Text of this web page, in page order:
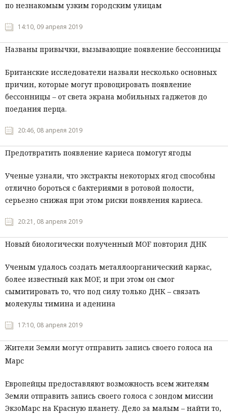
по незнакомым узким городским улицам
14:10, 09 апреля 2019
Названы привычки, вызывающие появление бессонницы
Британские исследователи назвали несколько основных
причин, которые могут провоцировать появление
бессонницы – от света экрана мобильных гаджетов до
поедания перца.
20:46, 08 апреля 2019
Предотвратить появление кариеса помогут ягоды
Ученые узнали, что экстракты некоторых ягод способны
отлично бороться с бактериями в ротовой полости,
серьезно снижая при этом риски появления кариеса.
20:21, 08 апреля 2019
Новый биологически полученный MOF повторил ДНК
Ученым удалось создать металлоорганический каркас,
более известный как MOF, и при этом он смог
сымитировать то, что под силу только ДНК – связать
молекулы тимина и аденина
17:10, 08 апреля 2019
Жители Земли могут отправить запись своего голоса на
Марс
Европейцы предоставляют возможность всем жителям
Земли отправить запись своего голоса с зондом миссии
ЭкзоМарс на Красную планету. Дело за малым – найти то,